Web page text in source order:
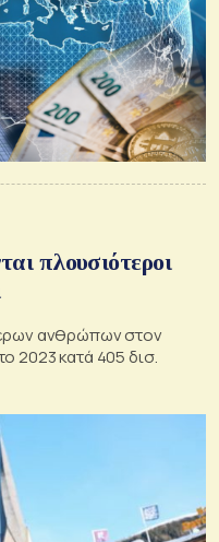
πλουσιότεροι
ανθρώπων στον
2023 κατά 405 δισ.